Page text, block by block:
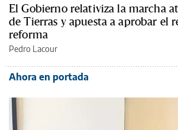
El Gobierno relativiza la marcha
de Tierras y apuesta a aprobar el
reforma
Pedro Lacour
Ahora en portada